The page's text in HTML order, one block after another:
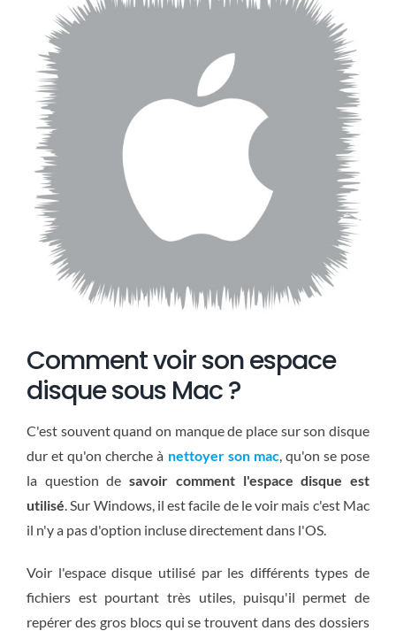
l'image
agrandie
Comment voir son espace
disque sous Mac ?
C'est souvent quand on manque de place sur son disque
dur et qu'on cherche à nettoyer son mac, qu'on se pose
la question desavoir comment l'espace disque est
utilisé . Sur Windows, il est facile de le voir mais c'est Mac
il n'y a pas d'option incluse directement dans l'OS.
Voir l'espace disque utilisé par les différents types de
fichiers est pourtant très utiles, puisqu'il permet de
repérer des gros blocs qui se trouvent dans des dossiers